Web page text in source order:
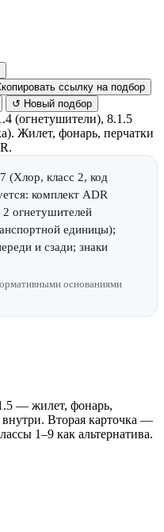
ссылку на подбор
↺ Новый подбор
(огнетушители), 8.1.5
Жилет, фонарь, перчатки
(Хлор, класс 2, код
комплект ADR
огнетушителей
единицы);
и сзади; знаки
основаниями
— жилет, фонарь,
Вторая карточка —
1–9 как альтернатива.